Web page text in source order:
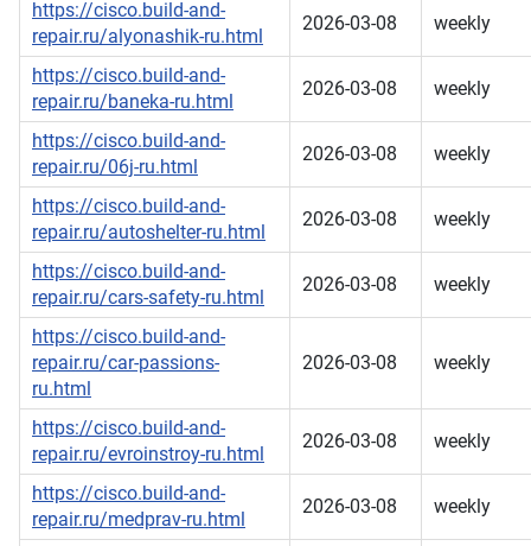
https://cisco.build-and-
repair.ru/alyonashik-ru.html
2026-03-08 weekly
https://cisco.build-and-
repair.ru/baneka-ru.html
2026-03-08 weekly
https://cisco.build-and-
repair.ru/06j-ru.html
2026-03-08 weekly
https://cisco.build-and-
repair.ru/autoshelter-ru.html
2026-03-08 weekly
https://cisco.build-and-
repair.ru/cars-safety-ru.html
2026-03-08 weekly
https://cisco.build-and-
repair.ru/car-passions-
ru.html
2026-03-08 weekly
https://cisco.build-and-
repair.ru/evroinstroy-ru.html
2026-03-08 weekly
https://cisco.build-and-
repair.ru/medprav-ru.html
2026-03-08 weekly